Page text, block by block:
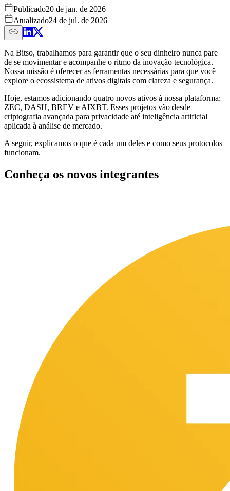
Publicado20 de jan. de 2026
Atualizado24 de jul. de 2026
Na Bitso, trabalhamos para garantir que o seu dinheiro nunca pare
de se movimentar e acompanhe o ritmo da inovação tecnológica.
Nossa missão é oferecer as ferramentas necessárias para que você
explore o ecossistema de ativos digitais com clareza e segurança.
Hoje, estamos adicionando quatro novos ativos à nossa plataforma:
ZEC, DASH, BREV e AIXBT. Esses projetos vão desde
criptografia avançada para privacidade até inteligência artificial
aplicada à análise de mercado.
A seguir, explicamos o que é cada um deles e como seus protocolos
funcionam.
Conheça os novos integrantes